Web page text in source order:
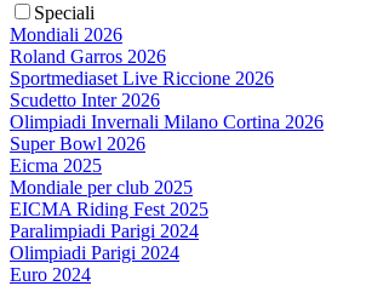
Speciali
Mondiali 2026
Roland Garros 2026
Sportmediaset Live Riccione 2026
Scudetto Inter 2026
Olimpiadi Invernali Milano Cortina 2026
Super Bowl 2026
Eicma 2025
Mondiale per club 2025
EICMA Riding Fest 2025
Paralimpiadi Parigi 2024
Olimpiadi Parigi 2024
Euro 2024